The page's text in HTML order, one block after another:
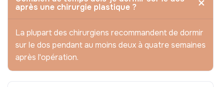
après une chirurgie plastique ?
La plupart des chirurgiens recommandent de dormir
sur le dos pendant au moins deux à quatre semaines
après l'opération.